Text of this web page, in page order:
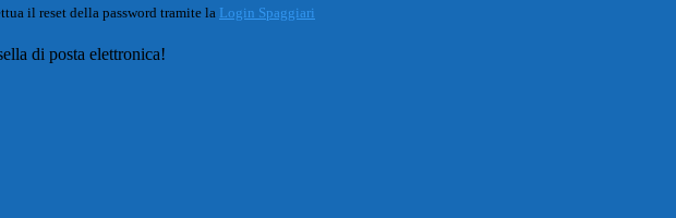
il reset della password tramite la Login Spaggiari
di posta elettronica!